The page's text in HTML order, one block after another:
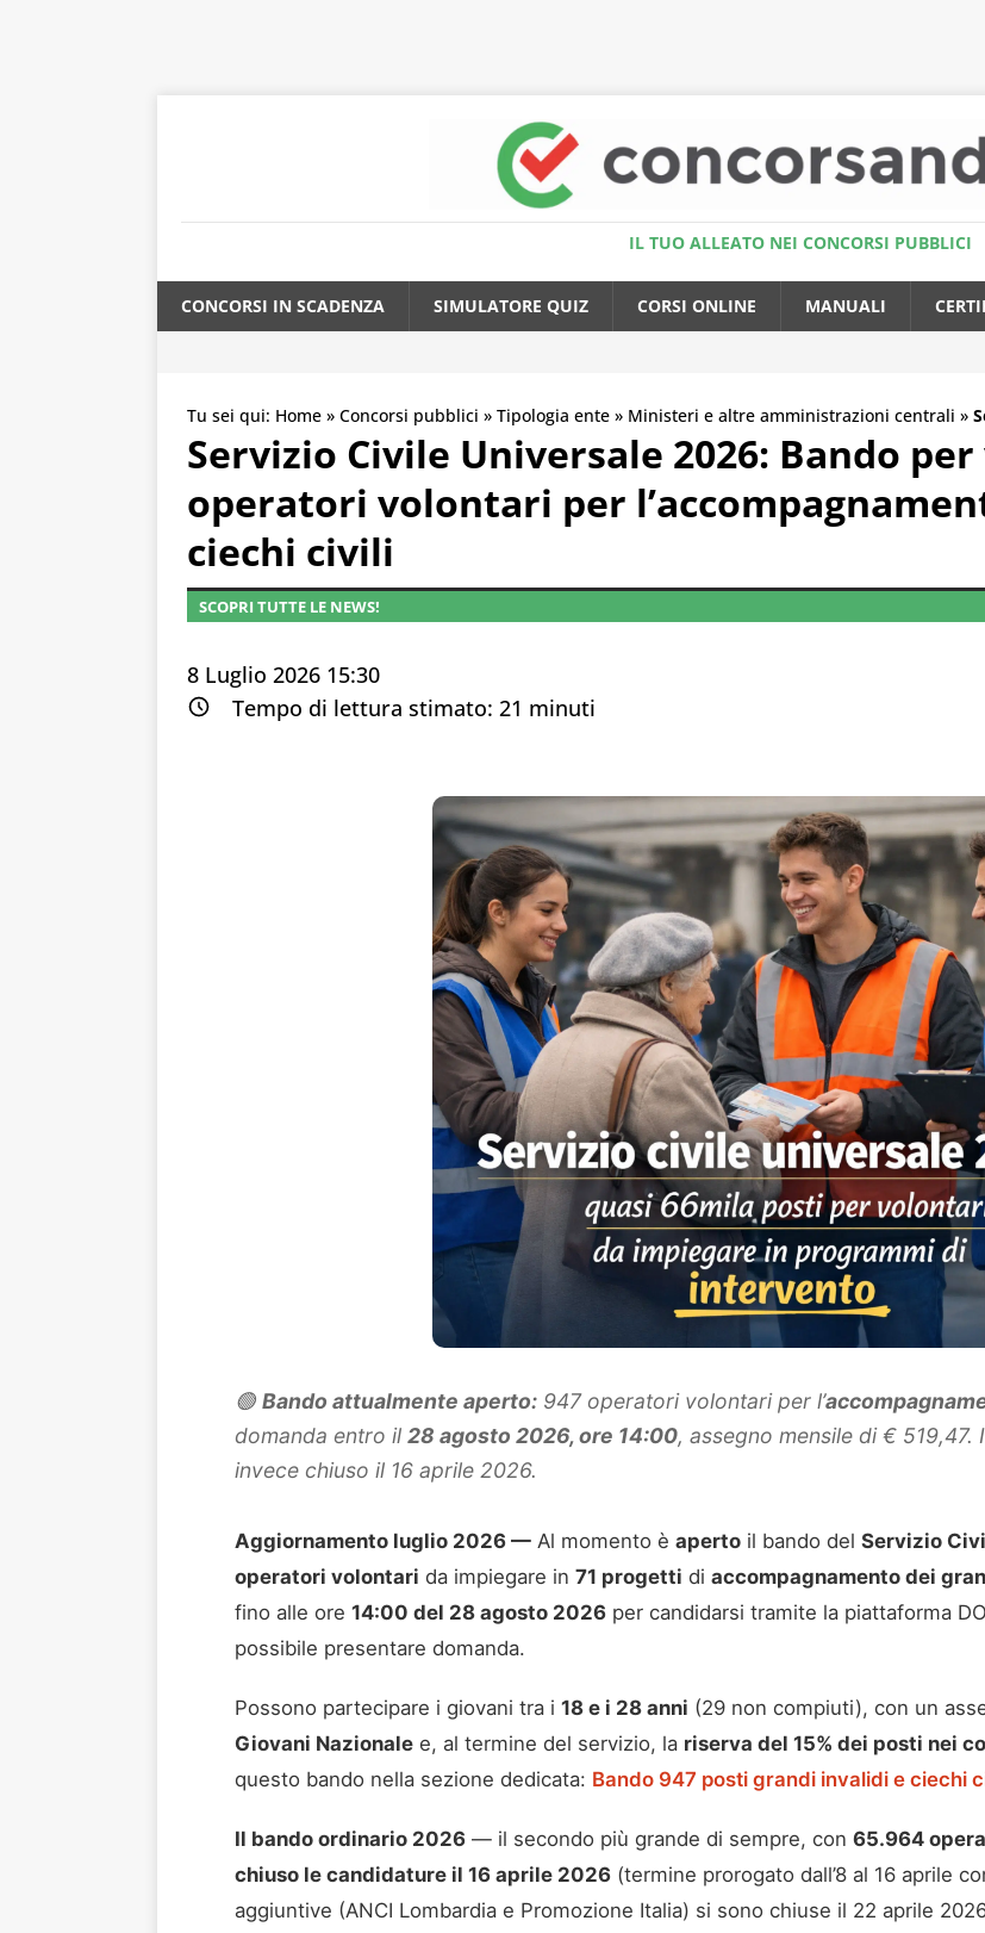
IL TUO ALLEATO NEI CONCORSI PUBBLICI
CONCORSI IN SCADENZA SIMULATORE QUIZ CORSI ONLINE MANUALI
Tu sei qui: Home » Concorsi pubblici » Tipologia ente » Ministeri e altre amministrazioni centrali »
Servizio Civile Universale 2026: Bando
operatori volontari per
ciechi civili
SCOPRI TUTTE LE NEWS!
8 Luglio 2026 15:30
Tempo di lettura stimato: 21 minuti
🟢 Bando attualmente aperto: 947 operatori volontari per l’
domanda entro il 28 agosto 2026, ore 14:00, assegno mensile di €
invece chiuso il 16 aprile 2026.
Aggiornamento luglio 2026 — Al momento è aperto il bando del Servizio
operatori volontari da impiegare in 71 progetti di accompagnamento dei
fino alle ore 14:00 del 28 agosto 2026 per candidarsi tramite la piattaforma
possibile presentare domanda.
Possono partecipare i giovani tra i 18 e i 28 anni (29 non compiuti), con un
Giovani Nazionale e, al termine del servizio, la riserva del 15% dei posti nei
questo bando nella sezione dedicata: Bando 947 posti grandi invalidi e ciechi
Il bando ordinario 2026 — il secondo più grande di sempre, con 65.964
chiuso le candidature il 16 aprile 2026 (termine prorogato dall’8 al 16 aprile
aggiuntive (ANCI Lombardia e Promozione Italia) si sono chiuse il 22 aprile